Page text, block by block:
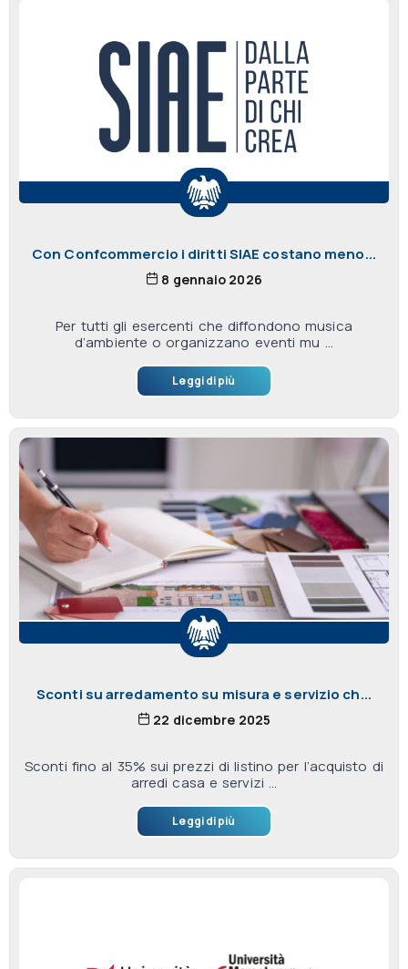
Con Confcommercio i diritti SIAE costano meno...
8 gennaio 2026
Per tutti gli esercenti che diffondono musica
d’ambiente o organizzano eventi mu ...
Leggi di più
Sconti su arredamento su misura e servizio ch...
22 dicembre 2025
Sconti fino al 35% sui prezzi di listino per l’acquisto di
arredi casa e servizi ...
Leggi di più